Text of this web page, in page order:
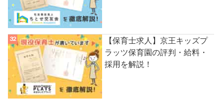
【保育士求人】京王キッズプ
ラッツ保育園の評判・給料・
採用を解説！